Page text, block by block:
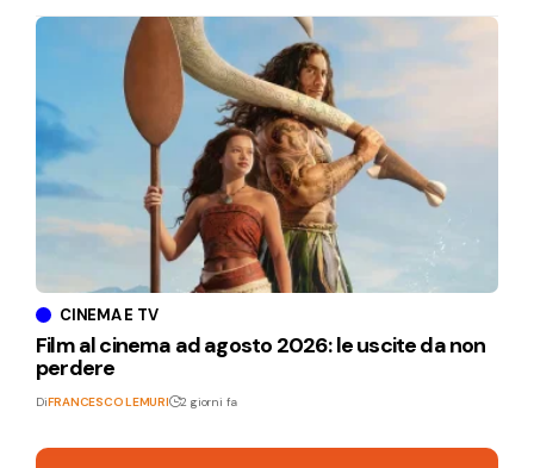
CINEMA E TV
Film al cinema ad agosto 2026: le uscite da non
perdere
DiFRANCESCO LEMURI 2 giorni fa